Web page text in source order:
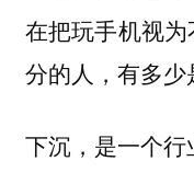
在把玩手机视
分的人，有多少
下沉，是一个行